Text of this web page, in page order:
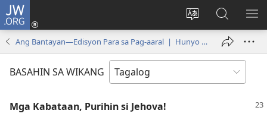
JW.ORG
Baguhin
wika
ng
Mag-
log
(may
bubukas
sa
JW.ORG
Ang Bantayan—Edisyon Para sa Pag-aaral | Hunyo 15, 2005
BASAHIN SA WIKANG
Mga Kabataan, Purihin si Jehova!